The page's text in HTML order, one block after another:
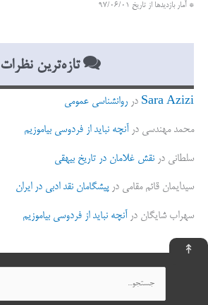
* آمار بازدیدها از تاریخ 97/06/01
تازه‌ترین نظرات
Sara Azizi در روانشناسی عمومی
محمد مهندسی در آنچه نباید از فردوسی بیاموزیم
سلطانی در نقش غلامان در تاریخ بیهقی
سیدایمان قائم مقامی درپیشگامان نقد ادبی در ایران
سهراب شایگان در آنچه نباید از فردوسی بیاموزیم
برای:
↟